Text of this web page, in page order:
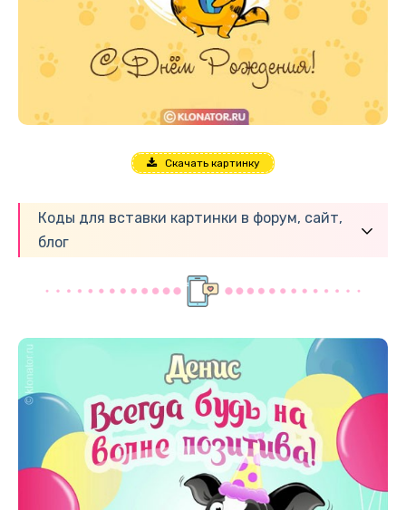
Скачать картинку
Коды для вставки картинки в форум, сайт,
блог